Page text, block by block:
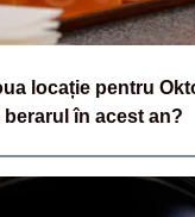
locație pentru
în acest an?